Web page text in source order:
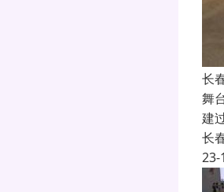
长
舞
建
长
23-